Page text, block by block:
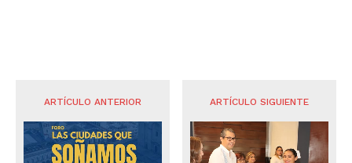
ARTÍCULO ANTERIOR ARTÍCULO SIGUIENTE